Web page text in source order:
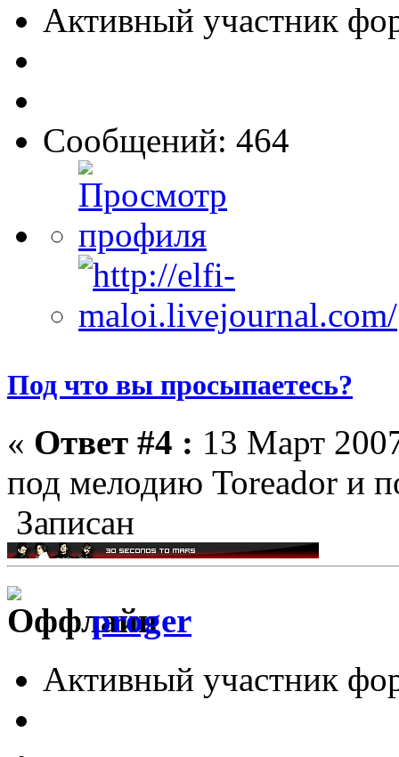
Активный участник
Сообщений: 464
Под что вы просыпаетесь?
« Ответ #4 : 13 Март
под мелодию Toreador и
Записан
proger
Активный участник